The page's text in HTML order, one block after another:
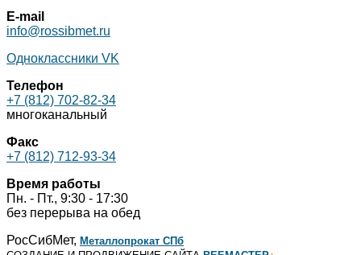
E-mail
info@rossibmet.ru
Одноклассники VK
Телефон
+7 (812) 702-82-34
многоканальный
Факс
+7 (812) 712-93-34
Время работы
Пн. - Пт., 9:30 - 17:30
без перерыва на обед
РосСибМет, Металлопрокат СПб